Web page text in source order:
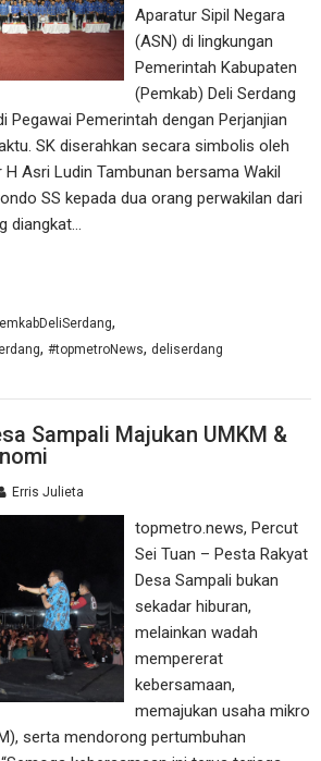
Aparatur Sipil Negara
(ASN) di lingkungan
Pemerintah Kabupaten
(Pemkab) Deli Serdang
Pegawai Pemerintah dengan Perjanjian
SK diserahkan secara simbolis oleh
H Asri Ludin Tambunan bersama Wakil
SS kepada dua orang perwakilan dari
diangkat…
,
,#topmetroNews, deliserdang
Sampali Majukan UMKM &
Erris Julieta
topmetro.news, Percut
Sei Tuan – Pesta Rakyat
Desa Sampali bukan
sekadar hiburan,
melainkan wadah
mempererat
kebersamaan,
memajukan usaha mikro
serta mendorong pertumbuhan